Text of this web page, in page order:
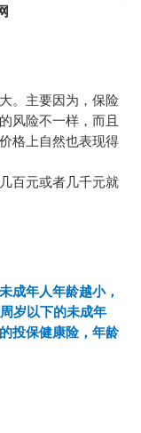
。主要因为，保险
风险不一样，而且
格上自然也表现得
百元或者几千元就
成年人年龄越小，
岁以下的未成年
投保健康险，年龄